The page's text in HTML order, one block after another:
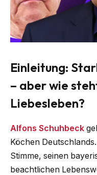
Einleitung:
– aber wie
Liebesleben?
Alfons Schuhbeck
Köchen
Stimme, seinen
beachtlichen